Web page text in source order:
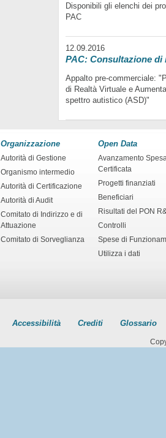
Disponibili gli elenchi dei
PAC
12.09.2016
PAC: Consultazione di
Appalto pre-commerciale:
di Realtà Virtuale e
spettro autistico (ASD)"
Organizzazione
Autorità di Gestione
Organismo intermedio
Autorità di Certificazione
Autorità di Audit
Comitato di Indirizzo e di
Attuazione
Comitato di Sorveglianza
Open Data
Avanzamento
Certificata
Progetti finanziati
Beneficiari
Risultati del PON
Controlli
Spese di
Utilizza i dati
Accessibilità Crediti Glossario